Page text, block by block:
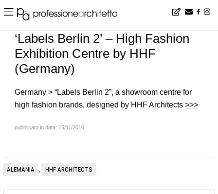
Home ▪ news ▪ en ▪ ‘Labels Berlin 2’ – High Fashion Exhibition Centre by HHF (Germany)
‘Labels Berlin 2’ – High Fashion
Exhibition Centre by HHF
(Germany)
Germany > “Labels Berlin 2”, a showroom centre for
high fashion brands, designed by HHF Architects >>>
pubblicato in data: 15/11/2010
ALEMANIA , HHF ARCHITECTS